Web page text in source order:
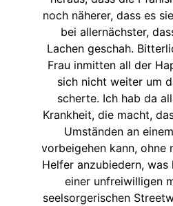
noch näherer, dass es
bei allernächster,
Lachen geschah.
Frau inmitten all der
sich nicht weiter um
scherte. Ich hab da
Krankheit, die macht,
Umständen an
vorbeigehen kann, ohne
Helfer anzubiedern,
einer unfreiwilligen
seelsorgerischen